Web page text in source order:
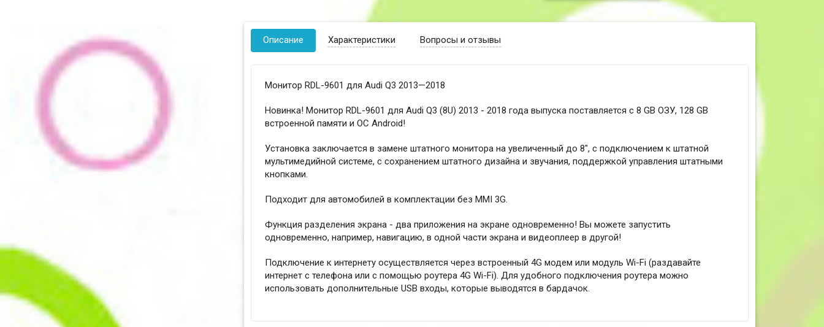
Описание Характеристики Вопросы и отзывы
Монитор RDL-9601 для Audi Q3 2013—2018
Новинка! Монитор RDL-9601 для Audi Q3 (8U) 2013 - 2018 года выпуска поставляется с 8 GB ОЗУ, 128 GB
встроенной памяти и ОС Android!
Установка заключается в замене штатного монитора на увеличенный до 8", с подключением к штатной
мультимедийной системе, с сохранением штатного дизайна и звучания, поддержкой управления штатными
кнопками.
Подходит для автомобилей в комплектации без MMI 3G.
Функция разделения экрана - два приложения на экране одновременно! Вы можете запустить
одновременно, например, навигацию, в одной части экрана и видеоплеер в другой!
Подключение к интернету осуществляется через встроенный 4G модем или модуль Wi-Fi (раздавайте
интернет с телефона или с помощью роутера 4G Wi-Fi). Для удобного подключения роутера можно
использовать дополнительные USB входы, которые выводятся в бардачок.